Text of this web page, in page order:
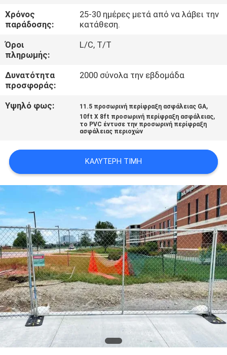
ΕΙΔΉΣΕΙΣ
ΖΗΤΉΣΤΕ
ΈΝΑ
ΑΠΌΣΠΑΣΜΑ
PRIVACY
POLICY
Χρόνος
παράδοσης:
25-30 ημέρες μετά από να λάβει την
κατάθεση.
Όροι
πληρωμής:
L/C, T/T
Δυνατότητα
προσφοράς:
2000 σύνολα την εβδομάδα
Υψηλό φως: 11.5 προσωρινή περίφραξη ασφάλειας GA,
10ft X 8ft προσωρινή περίφραξη ασφάλειας,
το PVC έντυσε την προσωρινή περίφραξη
ασφάλειας περιοχών
ΚΑΛΎΤΕΡΗ ΤΙΜΉ